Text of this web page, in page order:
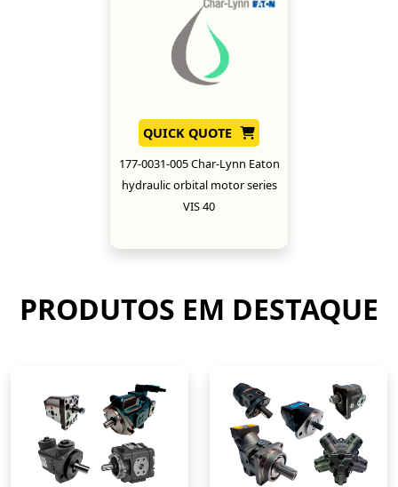
QUICK QUOTE
177-0031-005 Char-Lynn Eaton
hydraulic orbital motor series
VIS 40
PRODUTOS EM DESTAQUE